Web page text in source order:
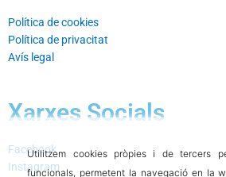
Política de cookies⁣
Política de privacitat⁣
Avís legal⁣
Xarxes Socials
Facebook⁣
Instagram⁣
Utilitzem cookies pròpies i de tercers
funcionals, permetent la navegació en la